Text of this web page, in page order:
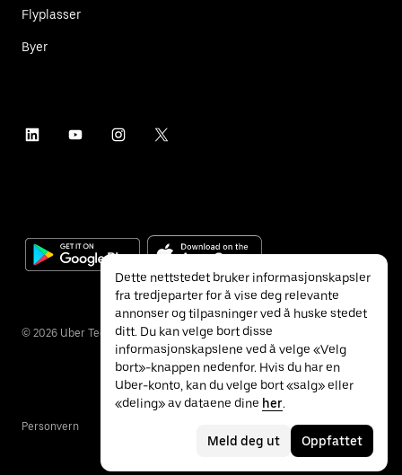
Flyplasser
Byer
© 2026 Uber Technologies Inc.
Personvern
Dette nettstedet bruker informasjonskapsler
fra tredjeparter for å vise deg relevante
annonser og tilpasninger ved å huske stedet
ditt. Du kan velge bort disse
informasjonskapslene ved å velge «Velg
bort»-knappen nedenfor. Hvis du har en
Uber-konto, kan du velge bort «salg» eller
«deling» av dataene dine her.
Meld deg ut Oppfattet